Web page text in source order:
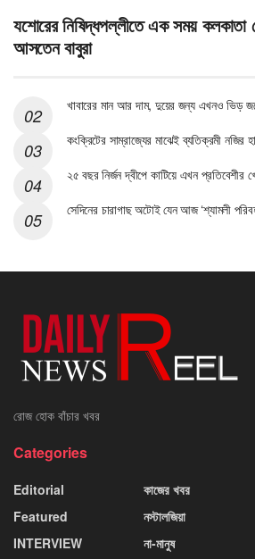
যশোরের নিষিদ্ধপল্লীতে এক সময় কলকাতা
আসতেন বাবুরা
খাবারের মান আর দাম, দুয়ের জন্য এখনও ভিড়
কংক্রিটের সাম্রাজ্যের মাঝেই ব্যতিক্রমী নজির
২৫ বছর নির্জন দ্বীপে কাটিয়ে এখন প্রতিবেশীর
সেদিনের চারাগাছ অটোই যেন আজ ‘শ্যামলী
রোজ হোক বাঁচার খবর
Categories
Editorial
Featured
INTERVIEW
কাজের খবর
নস্টালজিয়া
না-মানুষ